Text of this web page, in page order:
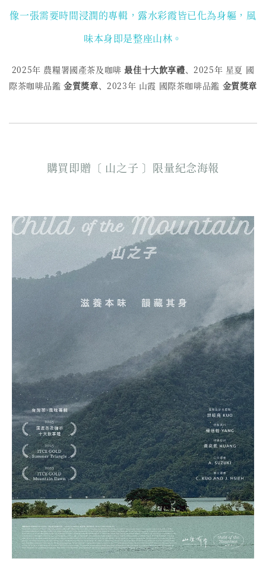
像一張需要時間浸潤的專輯，露水彩霞皆已化為身軀， 風
味本身即是整座山林。
2025年 農糧署國產茶及咖啡最佳十大飲享禮、2025年 星夏 國
際茶咖啡品鑑金質獎章、2023年 山霞 國際茶咖啡品鑑 金質獎章
購買即贈〔 山之子 〕限量紀念海報